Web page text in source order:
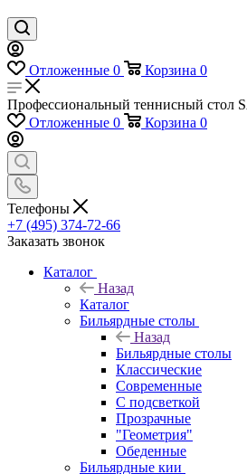
Отложенные 0 Корзина 0
Профессиональный теннисный стол
Отложенные 0 Корзина 0
Телефоны
+7 (495) 374-72-66
Заказать звонок
Каталог
Назад
Каталог
Бильярдные столы
Назад
Бильярдные столы
Классические
Современные
С подсветкой
Прозрачные
"Геометрия"
Обеденные
Бильярдные кии